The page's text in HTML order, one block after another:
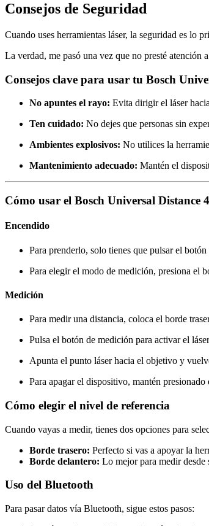
Consejos de Seguridad
Cuando uses herramientas láser, la seguridad es lo
La verdad, me pasó una vez que no presté
Consejos clave para usar tu Bosch
No apuntes el rayo: Evita dirigir el láser
Ten cuidado: No dejes que personas sin
Ambientes explosivos: No utilices la
Mantenimiento adecuado: Mantén el
Cómo usar el Bosch Universal Distance
Encendido
Para prenderlo, solo tienes que pulsar el
Para elegir el modo de medición, presiona el
Medición
Para medir una distancia, coloca el borde
Pulsa el botón de medición para activar el
Apunta el punto láser hacia el objetivo y
Para apagar el dispositivo, mantén
Cómo elegir el nivel de referencia
Cuando vayas a medir, tienes dos opciones para
Borde trasero: Perfecto si vas a apoyar la
Borde delantero: Lo mejor para medir desde
Uso del Bluetooth
Para pasar datos vía Bluetooth, sigue estos pasos: